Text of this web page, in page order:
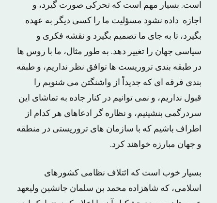
است. بسیار مهم است که تحرکی صورت گیرد، و
اجازه داده نشود مسؤلیت ما را کسی دیگر به عهده
بگیرد، تا به جای ما تصمیم بگیرد و نقشه فکری و
سیاسی جهان را تغییر دهد. به طور مثال، ما با روس ها
در طبقه بندی تروریست ها توافق نظر نداریم، و طبقه
بندی فرقه ای که جدیداً از واشنگتن می شنویم را
قبول نداریم، و نمی توانیم در کنار جاده به تماشای این
سردرگمی بنشینیم، و نظاره گر ادعاهای هر کدام از
اطراف باشیم که با سازمان های تروریستی در منطقه
و جهان مبارزه خواهند کرد.
بسیار خوب است که ائتلاف نظامی کشورهای
اسلامی، که شاهزاده محمد بن سلمان جانشین ولیعهد